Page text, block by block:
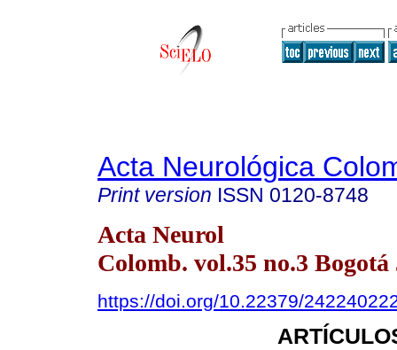
Acta Neurológica
Print version ISSN 0120-8748
Acta Neurol
Colomb. vol.35 no.3 Bogotá
https://doi.org/10.22379/